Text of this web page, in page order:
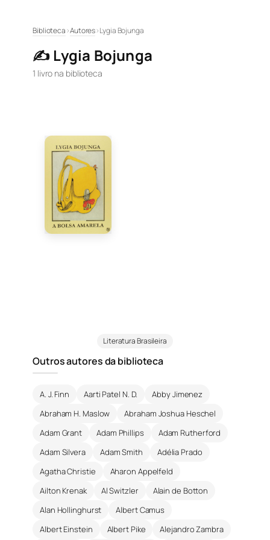
conteúdo
Biblioteca›Autores›Lygia Bojunga
✍️ Lygia Bojunga
1 livro na biblioteca
Literatura Brasileira
Outros autores da biblioteca
A. J. Finn Aarti Patel N. D.
Abby Jimenez
Abraham H. Maslow
Abraham Joshua Heschel
Adam Grant
Adam Phillips
Adam Rutherford
Adam Silvera
Adam Smith
Adélia Prado
Agatha Christie
Aharon Appelfeld
Ailton Krenak
Al Switzler
Alain de Botton
Alan Hollinghurst
Albert Camus
Albert Einstein
Albert Pike Alejandro Zambra